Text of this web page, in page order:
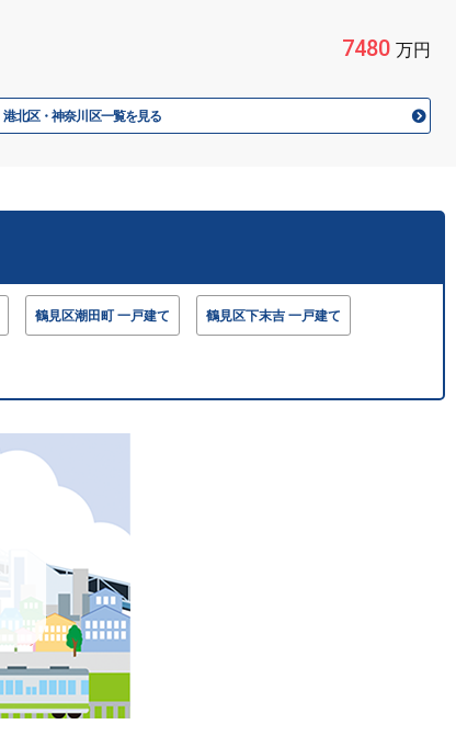
7480万円
港北区・神奈川区一覧を見る
鶴見区潮田町 一戸建て 鶴見区下末吉 一戸建て